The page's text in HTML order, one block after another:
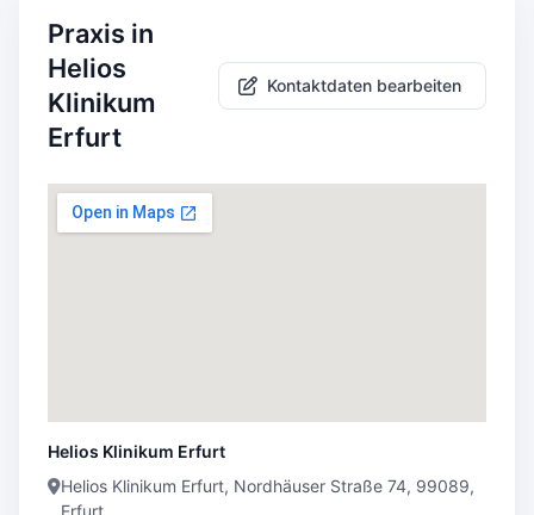
Praxis in
Helios
Klinikum
Erfurt
Kontaktdaten bearbeiten
Helios Klinikum Erfurt
Helios Klinikum Erfurt, Nordhäuser Straße 74, 99089,
Erfurt